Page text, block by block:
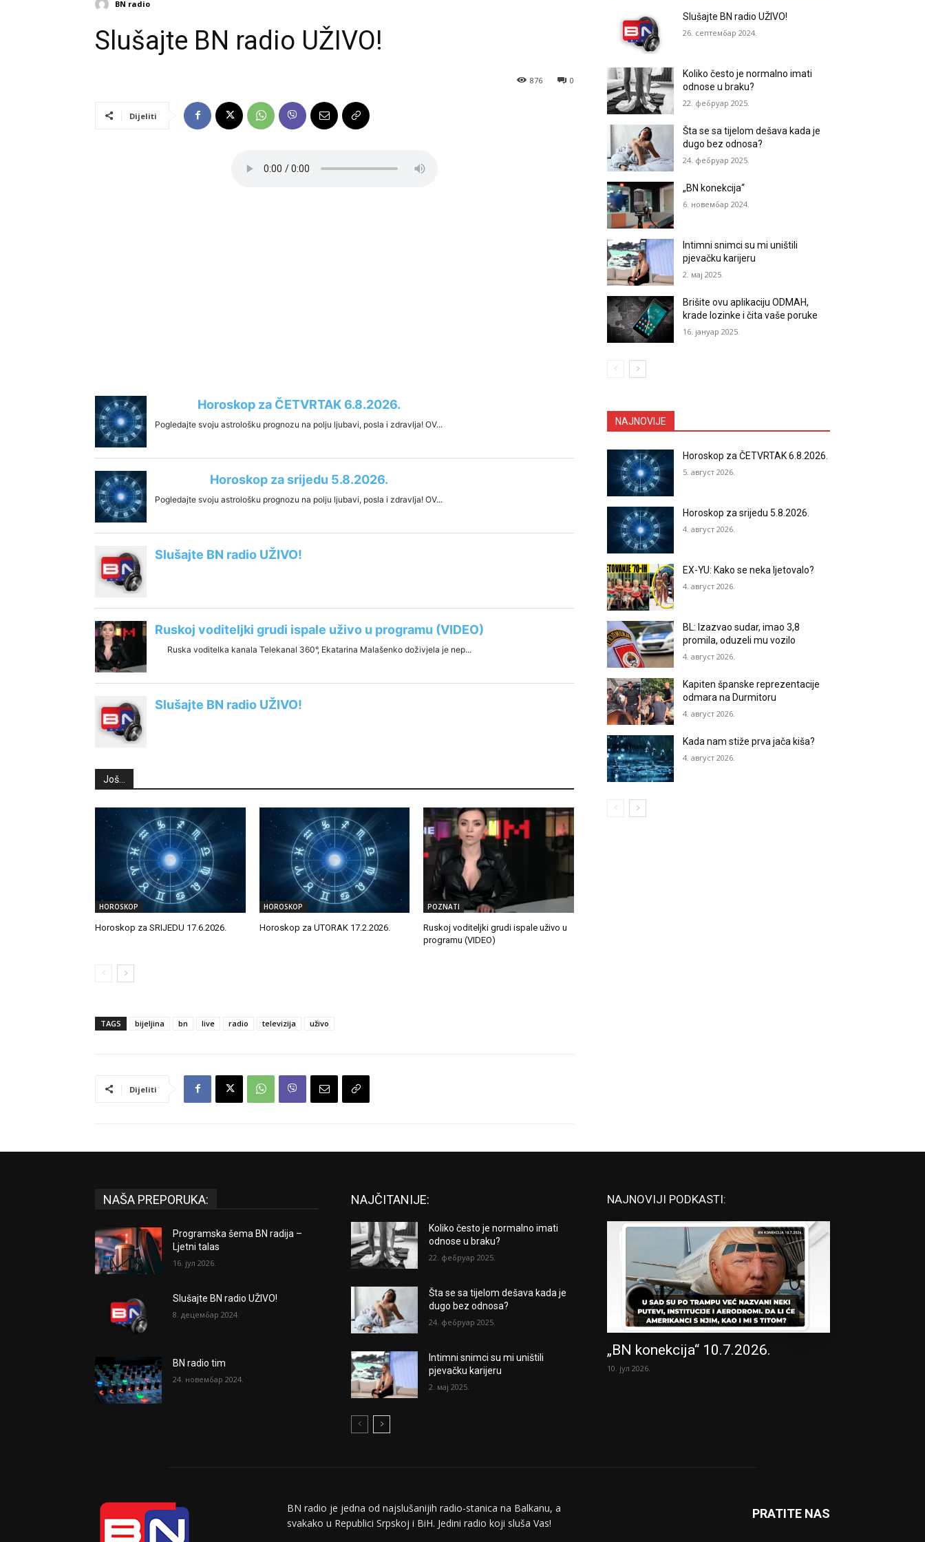
BN radio
Slušajte BN radio UŽIVO!
0
876
Dijeliti
Još...
HOROSKOP
Horoskop za SRIJEDU 17.6.2026.
HOROSKOP
Horoskop za UTORAK 17.2.2026.
POZNATI
Ruskoj voditeljki grudi ispale uživo u
programu (VIDEO)
TAGS bijeljina bn live radio televizija uživo
Dijeliti
Slušajte BN radio UŽIVO!
26. септембар 2024.
Koliko često je normalno imati
odnose u braku?
22. фебруар 2025.
Šta se sa tijelom dešava kada je
dugo bez odnosa?
24. фебруар 2025.
„BN konekcija“
6. новембар 2024.
Intimni snimci su mi uništili
pjevačku karijeru
2. мај 2025.
Brišite ovu aplikaciju ODMAH,
krade lozinke i čita vaše poruke
16. јануар 2025.
NAJNOVIJE
Horoskop za ČETVRTAK 6.8.2026.
5. август 2026.
Horoskop za srijedu 5.8.2026.
4. август 2026.
EX-YU: Kako se neka ljetovalo?
4. август 2026.
BL: Izazvao sudar, imao 3,8
promila, oduzeli mu vozilo
4. август 2026.
Kapiten španske reprezentacije
odmara na Durmitoru
4. август 2026.
Kada nam stiže prva jača kiša?
4. август 2026.
NAŠA PREPORUKA:
Programska šema BN radija –
Ljetni talas
16. јул 2026.
Slušajte BN radio UŽIVO!
8. децембар 2024.
BN radio tim
24. новембар 2024.
NAJČITANIJE:
Koliko često je normalno imati
odnose u braku?
22. фебруар 2025.
Šta se sa tijelom dešava kada je
dugo bez odnosa?
24. фебруар 2025.
Intimni snimci su mi uništili
pjevačku karijeru
2. мај 2025.
NAJNOVIJI PODKASTI:
„BN konekcija“ 10.7.2026.
10. јул 2026.
BN radio je jedna od najslušanijih radio-stanica na Balkanu, a
svakako u Republici Srpskoj i BiH. Jedini radio koji sluša Vas!
PRATITE NAS